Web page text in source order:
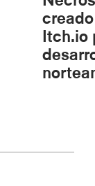
Itch.io